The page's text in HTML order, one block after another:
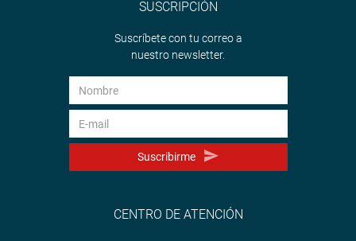
SUSCRIPCIÓN
Suscríbete con tu correo a
nuestro newsletter.
Suscribirme
CENTRO DE ATENCIÓN